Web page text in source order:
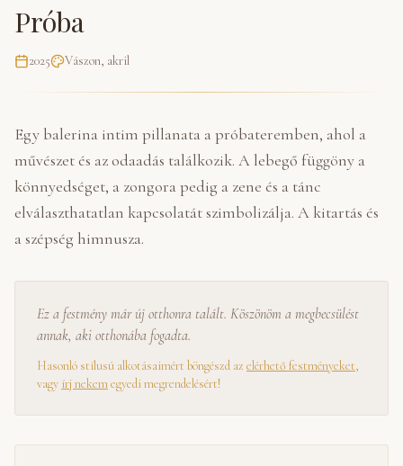
Próba
2025 Vászon, akril
Egy balerina intim pillanata a próbateremben, ahol a
művészet és az odaadás találkozik. A lebegő függöny a
könnyedséget, a zongora pedig a zene és a tánc
elválaszthatatlan kapcsolatát szimbolizálja. A kitartás és
a szépség himnusza.
Ez a festmény már új otthonra talált. Köszönöm a megbecsülést
annak, aki otthonába fogadta.
Hasonló stílusú alkotásaimért böngészd az elérhető festményeket,
vagy írj nekemegyedi megrendelésért!